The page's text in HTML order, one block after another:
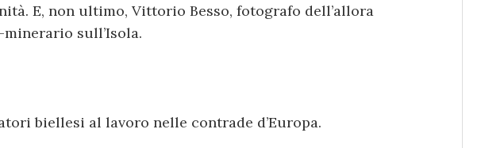
E, non ultimo, Vittorio Besso, fotografo dell’allora
sull’Isola.
biellesi al lavoro nelle contrade d’Europa.